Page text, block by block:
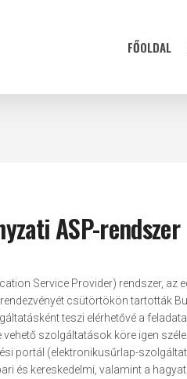
FŐOLDAL
ASP-rendszer
Service Provider) rendszer,
csütörtökön tartották
teszi elérhetővé a
szolgáltatások köre igen
portál (elektronikusűrlap-
és kereskedelmi, valamint a